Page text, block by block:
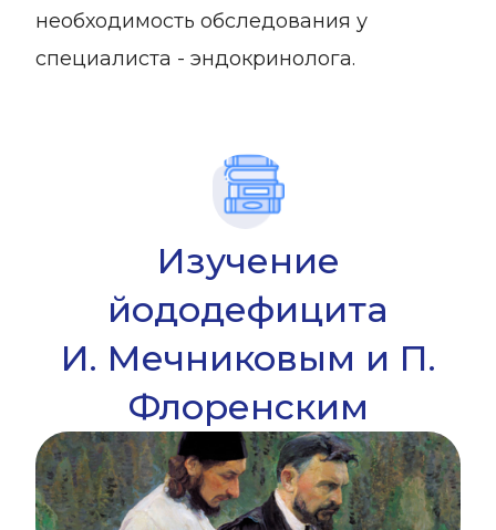
необходимость обследования у
специалиста - эндокринолога.
Изучение
йододефицита
И. Мечниковым и П.
Флоренским